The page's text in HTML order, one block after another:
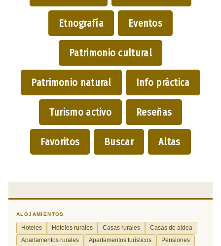
Etnografía Eventos
Patrimonio cultural
Patrimonio natural Info práctica
Turismo activo Reseñas
Favoritos Buscar Altas